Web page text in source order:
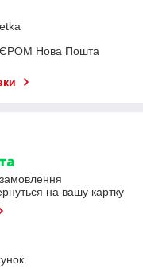
Нова Пошта
на вашу картку